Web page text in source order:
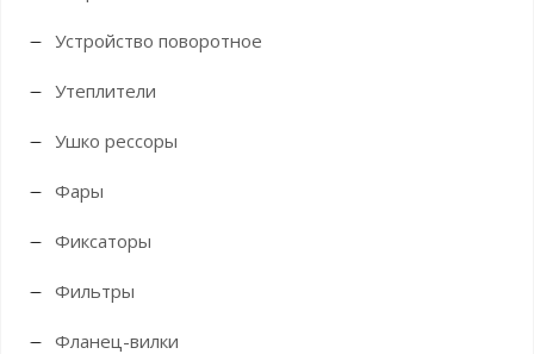
Устройство поворотное
Утеплители
Ушко рессоры
Фары
Фиксаторы
Фильтры
Фланец-вилки